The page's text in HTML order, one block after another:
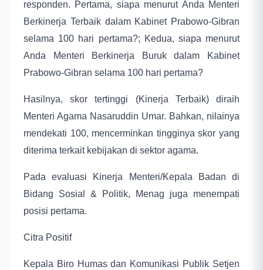
responden. Pertama, siapa menurut Anda Menteri
Berkinerja Terbaik dalam Kabinet Prabowo-Gibran
selama 100 hari pertama?; Kedua, siapa menurut
Anda Menteri Berkinerja Buruk dalam Kabinet
Prabowo-Gibran selama 100 hari pertama?
Hasilnya, skor tertinggi (Kinerja Terbaik) diraih
Menteri Agama Nasaruddin Umar. Bahkan, nilainya
mendekati 100, mencerminkan tingginya skor yang
diterima terkait kebijakan di sektor agama.
Pada evaluasi Kinerja Menteri/Kepala Badan di
Bidang Sosial & Politik, Menag juga menempati
posisi pertama.
Citra Positif
Kepala Biro Humas dan Komunikasi Publik Setjen